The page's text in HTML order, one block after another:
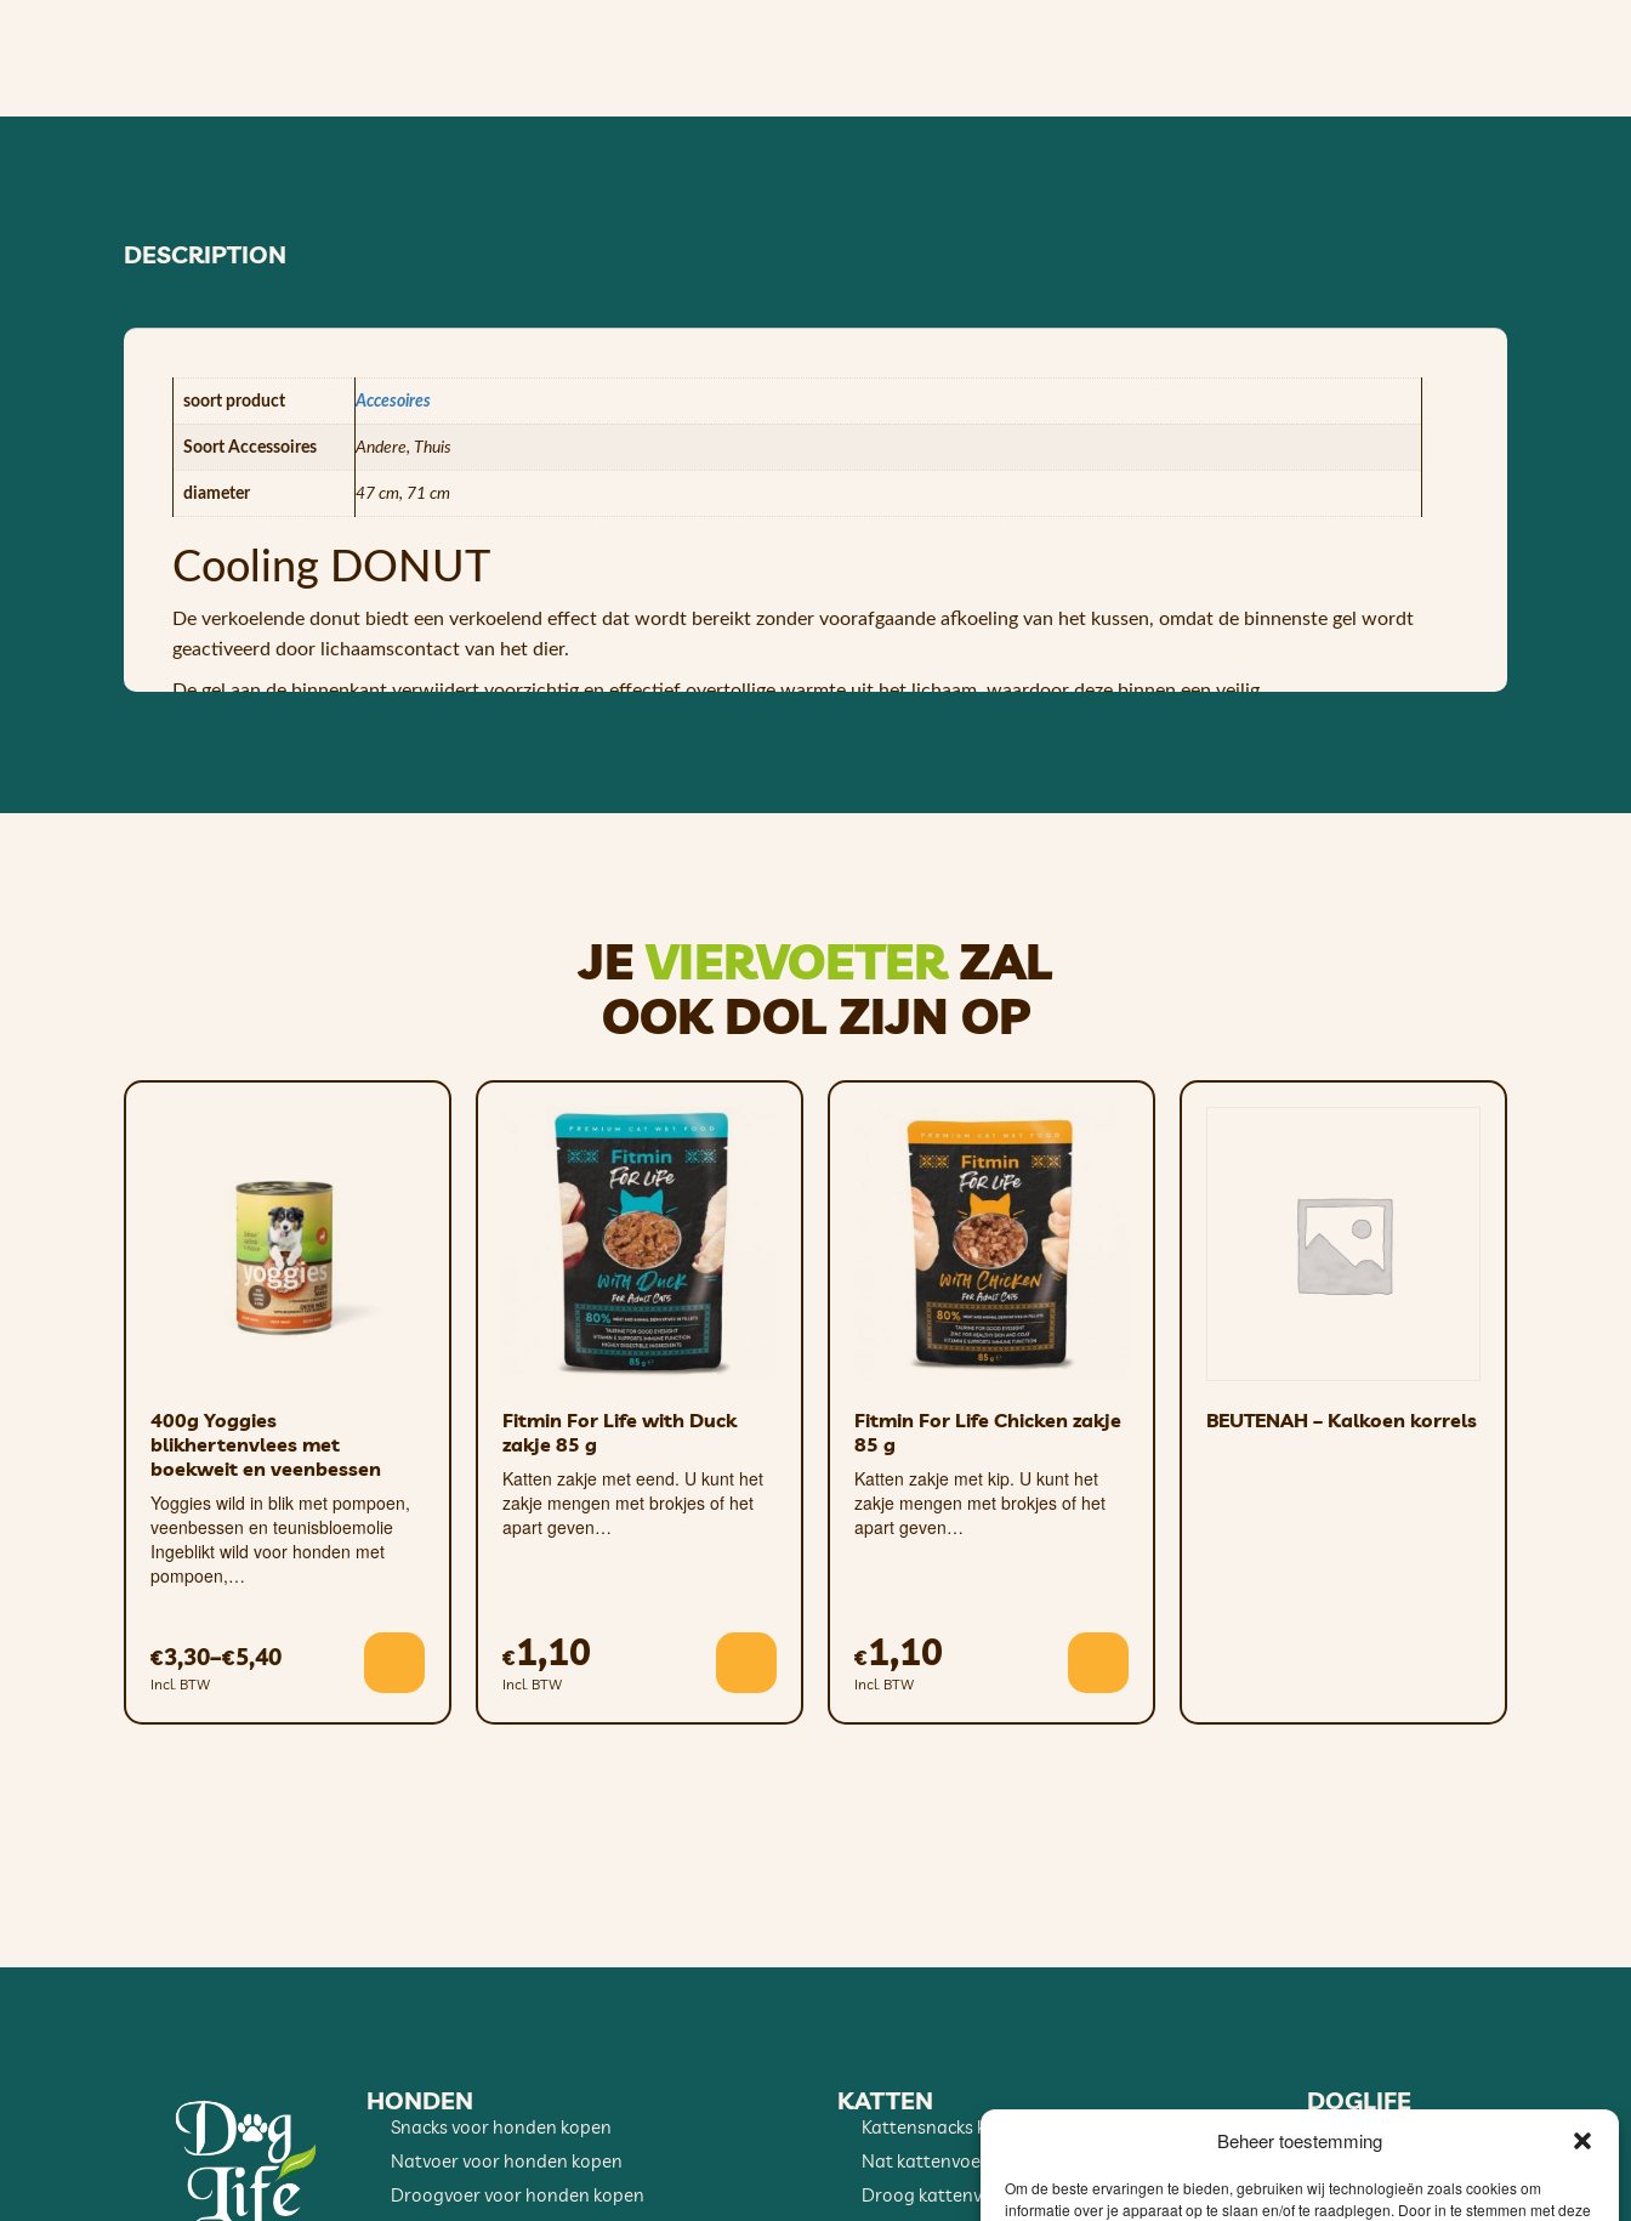
Beheer toestemming
Om de beste ervaringen te bieden, gebruiken wij technologieën zoals cookies om
informatie over je apparaat op te slaan en/of te raadplegen. Door in te stemmen met deze
DESCRIPTION
soort product Accesoires
Soort Accessoires Andere, Thuis
diameter 47 cm, 71 cm
Cooling DONUT
De verkoelende donut biedt een verkoelend effect dat wordt bereikt zonder voorafgaande afkoeling van het kussen, omdat de binnenste gel wordt
geactiveerd door lichaamscontact van het dier.
De gel aan de binnenkant verwijdert voorzichtig en effectief overtollige warmte uit het lichaam, waardoor deze binnen een veilig
Indien nodig kan het kussen worden gereinigd met een vochtige doek. Verkrijgbaar in verschillende maten.
Waterbestendig
Eco
voor honden en katten
JEVIERVOETERZAL
OOK DOL ZIJN OP
400g Yoggies
blikhertenvlees met
boekweit en veenbessen
Yoggies wild in blik met pompoen,
veenbessen en teunisbloemolie
Ingeblikt wild voor honden met
pompoen,…
€3,30–€5,40
Incl. BTW
Fitmin For Life with Duck
zakje 85 g
Katten zakje met eend. U kunt het
zakje mengen met brokjes of het
apart geven…
€1,10
Incl. BTW
Fitmin For Life Chicken zakje
85 g
Katten zakje met kip. U kunt het
zakje mengen met brokjes of het
apart geven…
€1,10
Incl. BTW
BEUTENAH – Kalkoen korrels
HONDEN
Snacks voor honden kopen
Natvoer voor honden kopen
Droogvoer voor honden kopen
KATTEN
Kattensnacks kopen
Nat kattenvoer kopen
Droog kattenvoer kopen
DOGLIFE
Blog